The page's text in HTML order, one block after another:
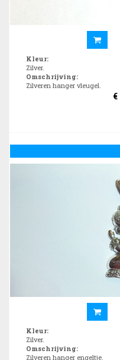
Kleur:
Zilver.
Omschrijving:
Zilveren hanger vleugel.
€
Kleur:
Zilver.
Omschrijving:
Zilveren hanger engeltje.